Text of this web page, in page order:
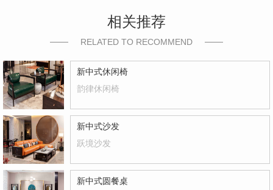
相关推荐
RELATED TO RECOMMEND
新中式休闲椅
韵律休闲椅
新中式沙发
跃境沙发
新中式圆餐桌